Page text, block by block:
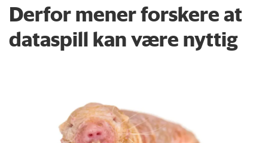
Derfor mener forskere at
dataspill kan være nyttig